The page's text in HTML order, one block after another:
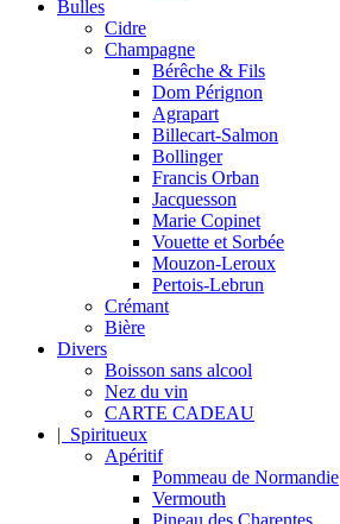
Bulles
Cidre
Champagne
Bérêche & Fils
Dom Pérignon
Agrapart
Billecart-Salmon
Bollinger
Francis Orban
Jacquesson
Marie Copinet
Vouette et Sorbée
Mouzon-Leroux
Pertois-Lebrun
Crémant
Bière
Divers
Boisson sans alcool
Nez du vin
CARTE CADEAU
| Spiritueux
Apéritif
Pommeau de Normandie
Vermouth
Pineau des Charentes